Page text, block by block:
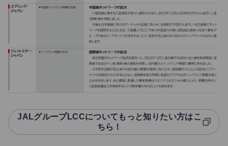
JALグループLCCについてもっと知りたい方はこ
ちら！